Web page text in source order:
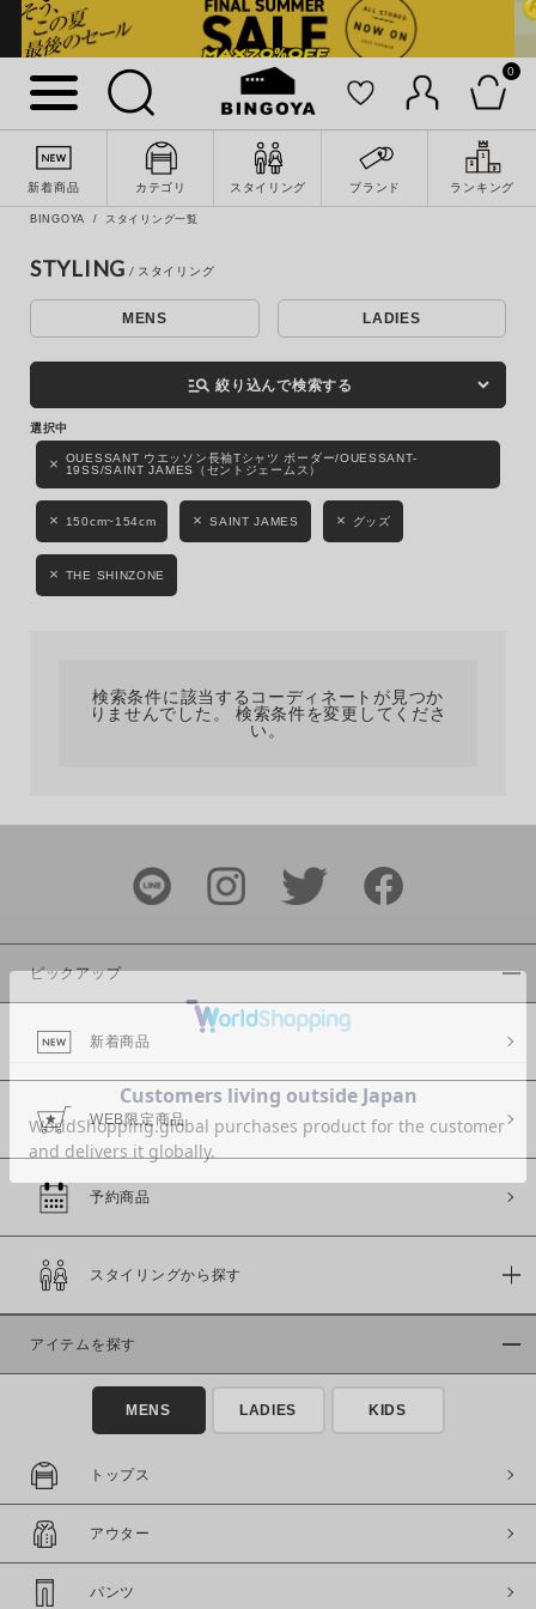
0
新着商品 カテゴリ スタイリング ブランド ランキング
詳細検索
キーワード
性別
価格
商品タイプ
通常商品
在庫
在庫あり 在庫なし含む
BINGOYA スタイリング一覧
STYLING
MENS LADIES
manage_search 絞り込んで検索する
OUESSANT ウエッソン長袖Tシャツ ボーダー/OUESSANT-
19SS/SAINT JAMES（セントジェームス）
150cm~154cm SAINT JAMES グッズ
THE SHINZONE
検索条件に該当するコーディネートが見つか
りませんでした。 検索条件を変更してくださ
い。
ピックアップ
新着商品
WEB限定商品
予約商品
スタイリングから探す
アイテムを探す
MENS LADIES KIDS
トップス
アウター
パンツ